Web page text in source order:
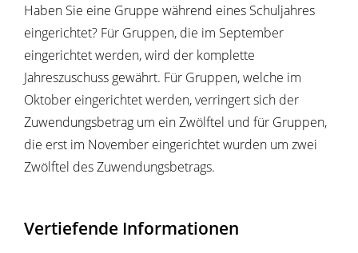
Haben Sie eine Gruppe während eines Schuljahres
eingerichtet? Für Gruppen, die im September
eingerichtet werden, wird der komplette
Jahreszuschuss gewährt. Für Gruppen, welche im
Oktober eingerichtet werden, verringert sich der
Zuwendungsbetrag um ein Zwölftel und für Gruppen,
die erst im November eingerichtet wurden um zwei
Zwölftel des Zuwendungsbetrags.
Vertiefende Informationen